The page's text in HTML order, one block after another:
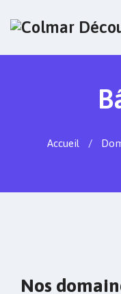
Accueil
Nos